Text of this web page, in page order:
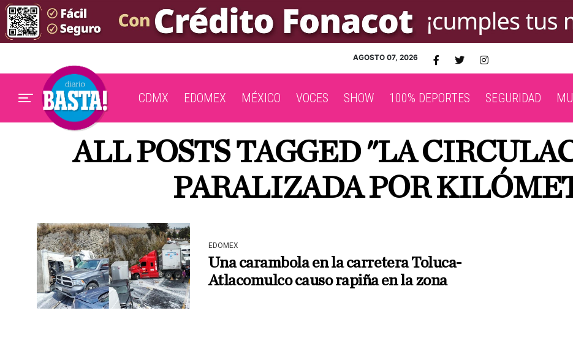
AGOSTO 07, 2026
CDMX EDOMEX MÉXICO VOCES SHOW 100% DEPORTES SEGURIDAD
ALL POSTS TAGGED "LA
PARALIZADA POR
EDOMEX
Una carambola en la carretera Toluca-
Atlacomulco causo rapiña en la zona